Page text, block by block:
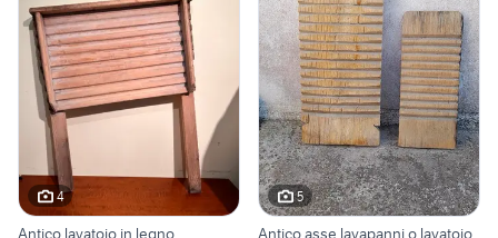
4
Antico lavatoio in legno
5
Antico asse lavapanni o lavatoio